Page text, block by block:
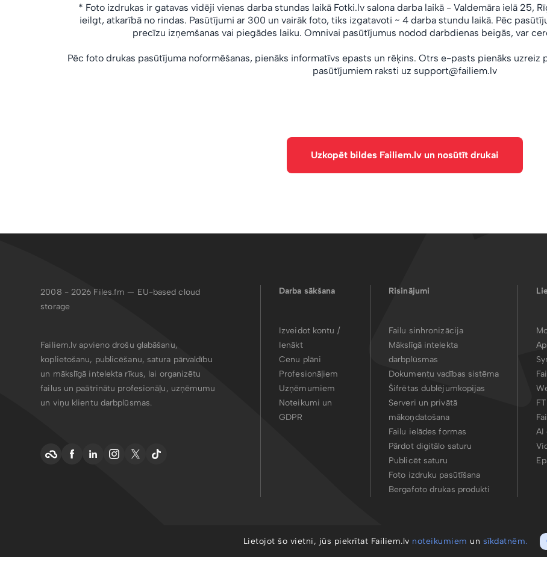
* Foto izdrukas ir gatavas vidēji vienas darba stundas laikā Fotki.lv salona darba laikā - Valdemāra ielā 25,
ieilgt, atkarībā no rindas. Pasūtījumi ar 300 un vairāk foto, tiks izgatavoti ~ 4 darba stundu laikā. Pēc
precīzu izņemšanas vai piegādes laiku. Omnivai pasūtījumus nodod darbdienas beigās, var
Pēc foto drukas pasūtījuma noformēšanas, pienāks informatīvs epasts un rēķins. Otrs e-pasts pienāks uzreiz
pasūtījumiem raksti uz support@failiem.lv
Uzkopēt bildes Failiem.lv un nosūtīt drukai
2008 - 2026 Files.fm — EU-based cloud
storage
Failiem.lv apvieno drošu glabāšanu,
koplietošanu, publicēšanu, satura pārvaldību
un mākslīgā intelekta rīkus, lai organizētu
failus un paātrinātu profesionāļu, uzņēmumu
un viņu klientu darbplūsmas.
Darba sākšana
Izveidot kontu /
Ienākt
Cenu plāni
Profesionāļiem
Uzņēmumiem
Noteikumi un
GDPR
Risinājumi
Failu sinhronizācija
Mākslīgā intelekta
darbplūsmas
Dokumentu vadības sistēma
Šifrētas dublējumkopijas
Serveri un privātā
mākoņdatošana
Failu ielādes formas
Pārdot digitālo saturu
Publicēt saturu
Foto izdruku pasūtīšana
Bergafoto drukas produkti
AI
Lietojot šo vietni, jūs piekrītat Failiem.lv noteikumiem un sīkdatnēm.